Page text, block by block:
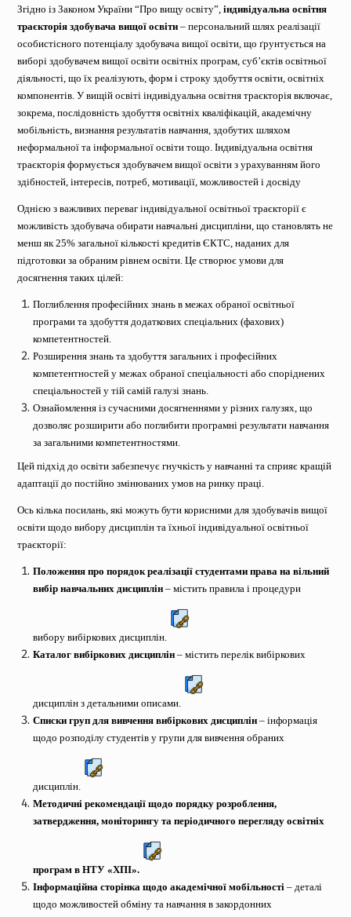
Згідно із Законом України “Про вищу освіту”, індивідуальна освітня
траєкторія здобувача вищої освіти– персональний шлях реалізації
особистісного потенціалу здобувача вищої освіти, що ґрунтується на
виборі здобувачем вищої освіти освітніх програм, суб’єктів освітньої
діяльності, що їх реалізують, форм і строку здобуття освіти, освітніх
компонентів. У вищій освіті індивідуальна освітня траєкторія включає,
зокрема, послідовність здобуття освітніх кваліфікацій, академічну
мобільність, визнання результатів навчання, здобутих шляхом
неформальної та інформальної освіти тощо. Індивідуальна освітня
траєкторія формується здобувачем вищої освіти з урахуванням його
здібностей, інтересів, потреб, мотивації, можливостей і досвіду
Однією з важливих переваг індивідуальної освітньої траєкторії є
можливість здобувача обирати навчальні дисципліни, що становлять не
менш як 25% загальної кількості кредитів ЄКТС, наданих для
підготовки за обраним рівнем освіти. Це створює умови для
досягнення таких цілей:
Поглиблення професійних знань в межах обраної освітньої
програми та здобуття додаткових спеціальних (фахових)
компетентностей.
Розширення знань та здобуття загальних і професійних
компетентностей у межах обраної спеціальності або споріднених
спеціальностей у тій самій галузі знань.
Ознайомлення із сучасними досягненнями у різних галузях, що
дозволяє розширити або поглибити програмні результати навчання
за загальними компетентностями.
Цей підхід до освіти забезпечує гнучкість у навчанні та сприяє кращій
адаптації до постійно змінюваних умов на ринку праці.
Ось кілька посилань, які можуть бути корисними для здобувачів вищої
освіти щодо вибору дисциплін та їхньої індивідуальної освітньої
траєкторії:
Положення про порядок реалізації студентами права на вільний
вибір навчальних дисциплін– містить правила і процедури
вибору вибіркових дисциплін.
Каталог вибіркових дисциплін– містить перелік вибіркових
дисциплін з детальними описами.
Списки груп для вивчення вибіркових дисциплін– інформація
щодо розподілу студентів у групи для вивчення обраних
дисциплін.
Методичні рекомендації щодо порядку розроблення,
затвердження, моніторингу та періодичного перегляду освітніх
програм в НТУ «ХПІ».
Інформаційна сторінка щодо академічної мобільності – деталі
щодо можливостей обміну та навчання в закордонних